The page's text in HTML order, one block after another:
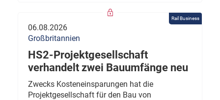
Rail Business
06.08.2026
Großbritannien
HS2-Projektgesellschaft
verhandelt zwei Bauumfänge neu
Zwecks Kosteneinsparungen hat die
Projektgesellschaft für den Bau von